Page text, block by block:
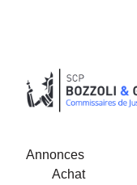
Annonces
Achat